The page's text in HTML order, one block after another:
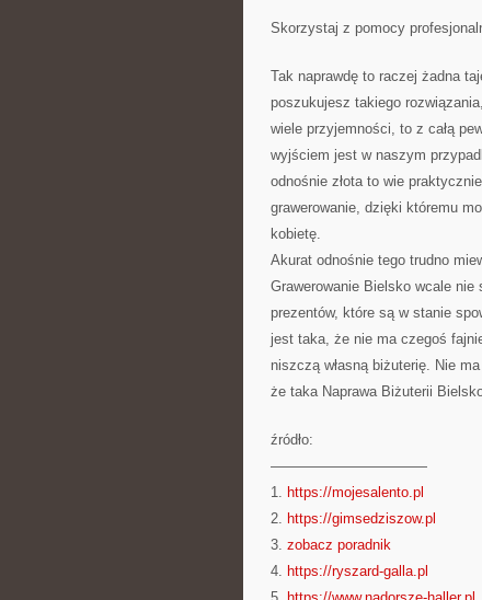
Skorzystaj z pomocy
Tak naprawdę to raczej żadna
poszukujesz takiego
wiele przyjemności, to z całą
wyjściem jest w naszym
odnośnie złota to wie
grawerowanie, dzięki któremu
kobietę.
Akurat odnośnie tego trudno
Grawerowanie Bielsko wcale
prezentów, które są w stanie
jest taka, że nie ma czegoś
niszczą własną biżuterię. Nie
że taka Naprawa Biżuterii
źródło:
———————————
1. https://mojesalento.pl
2. https://gimsedziszow.pl
3. zobacz poradnik
4. https://ryszard-galla.pl